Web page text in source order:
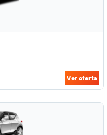
Ver oferta